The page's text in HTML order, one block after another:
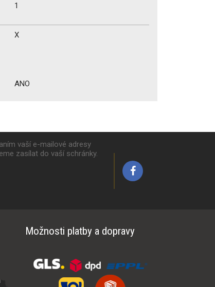
1
X
ANO
vaší e-mailové adresy
zasílat do vaší schránky.
Možnosti platby a dopravy